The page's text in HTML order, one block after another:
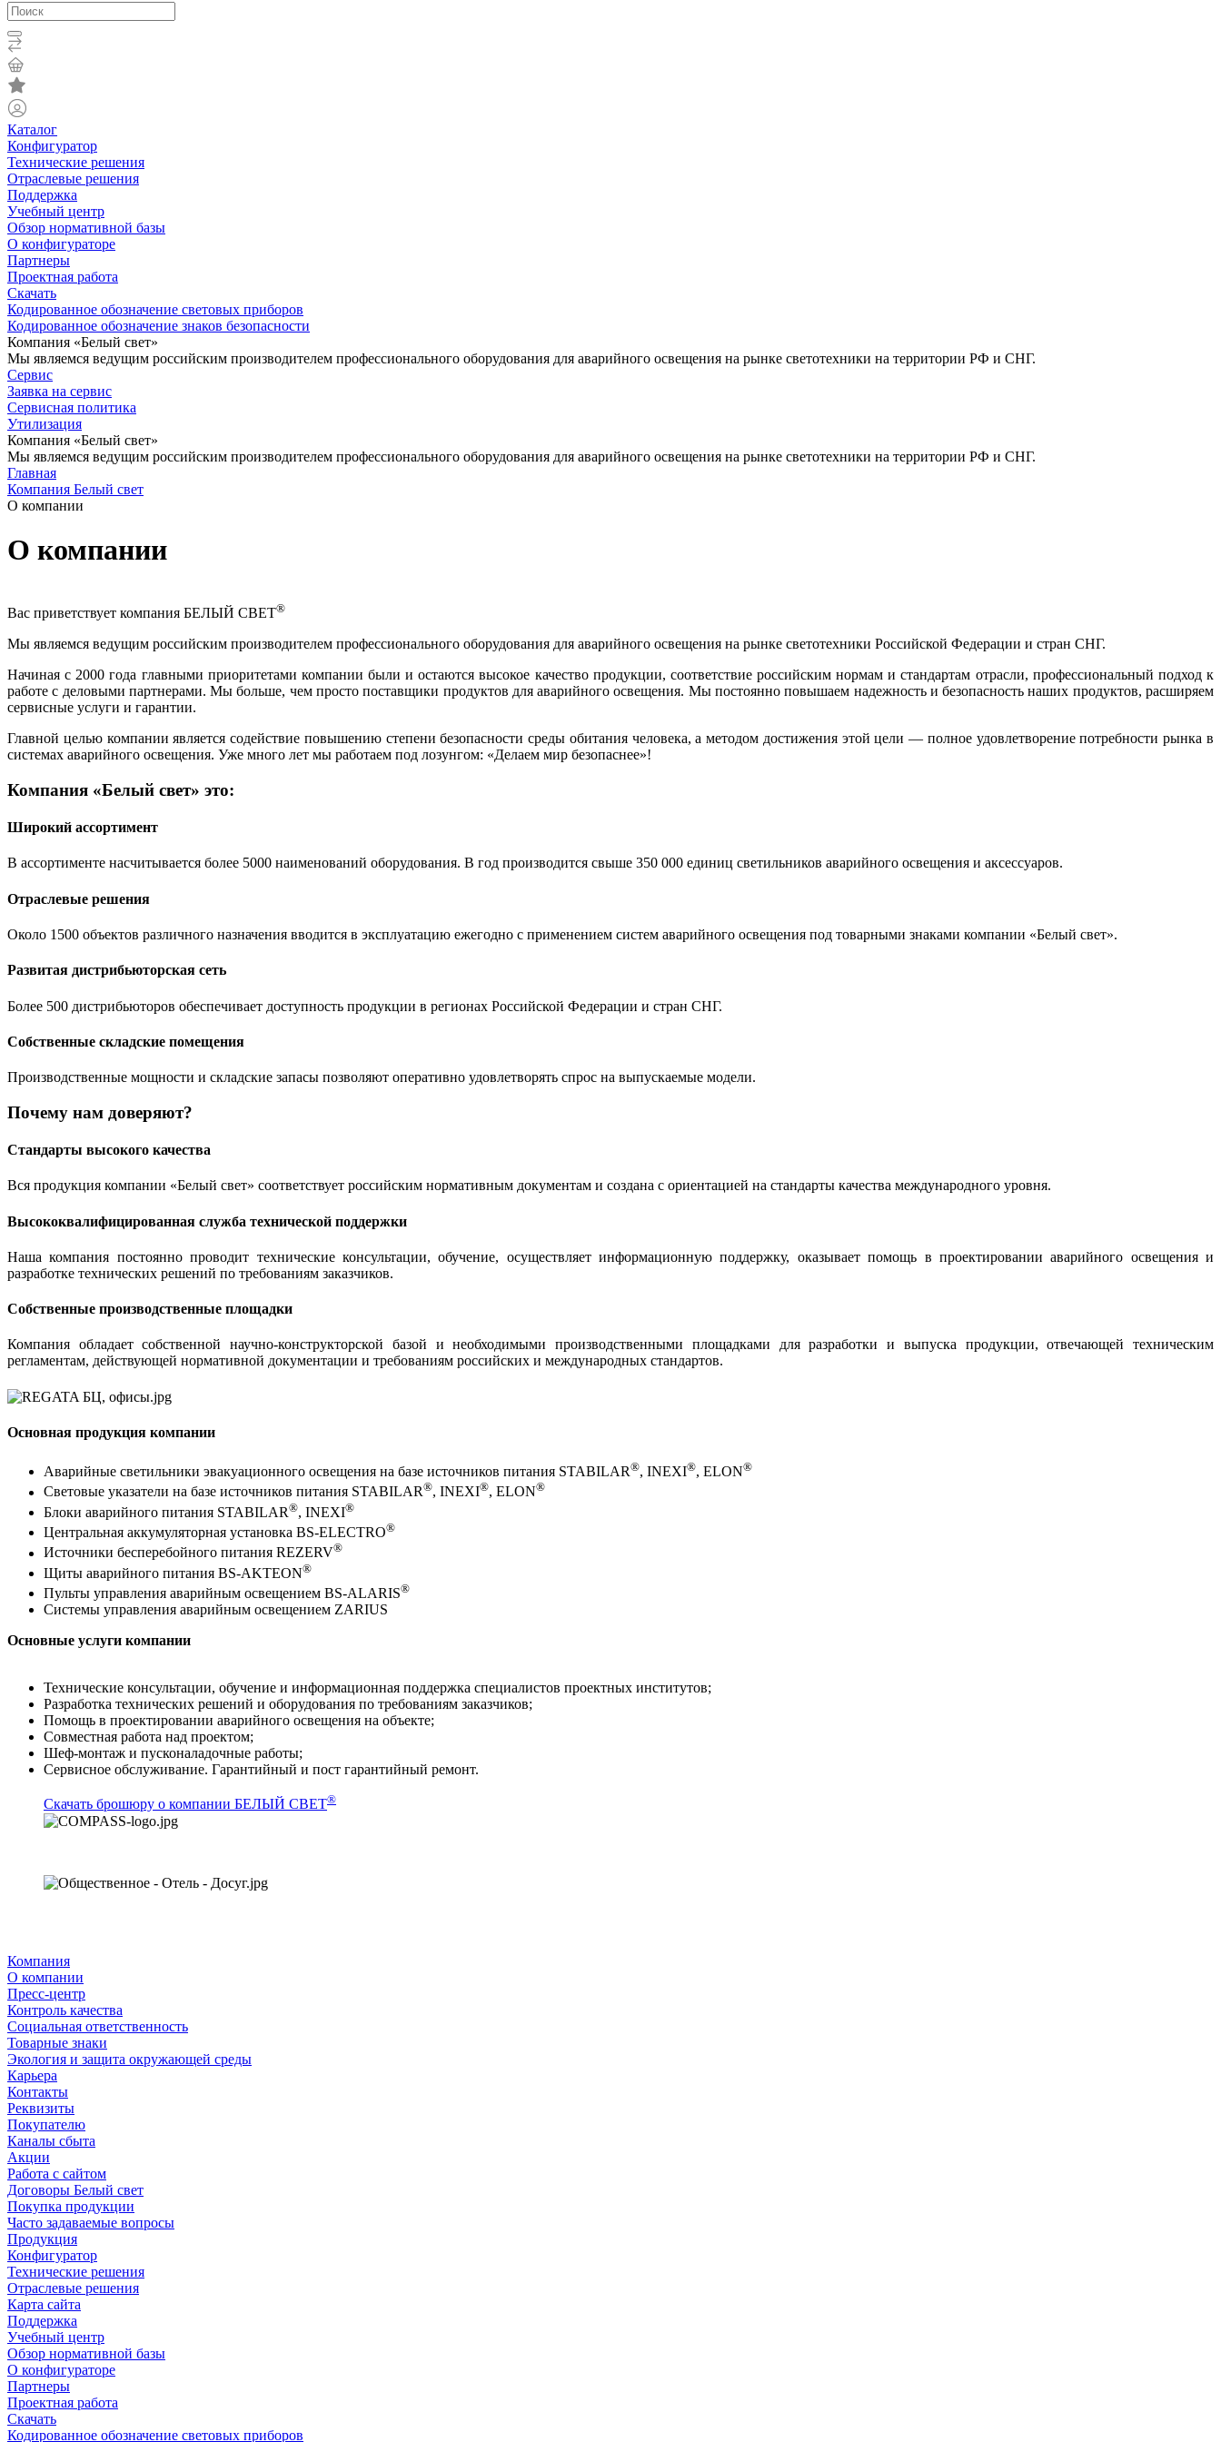
Каталог
Конфигуратор
Технические решения
Отраслевые решения
Поддержка
Учебный центр
Обзор нормативной базы
О конфигураторе
Партнеры
Проектная работа
Скачать
Кодированное обозначение световых приборов
Кодированное обозначение знаков безопасности
Компания «Белый свет»
Мы являемся ведущим российским производителем профессионального оборудования для аварийного освещения на рынке светотехники на территории РФ и СНГ.
Сервис
Заявка на сервис
Сервисная политика
Утилизация
Компания «Белый свет»
Мы являемся ведущим российским производителем профессионального оборудования для аварийного освещения на рынке светотехники на территории РФ и СНГ.
Главная
Компания Белый свет
О компании
О компании
Вас приветствует компания БЕЛЫЙ СВЕТ®
Мы являемся ведущим российским производителем профессионального оборудования для аварийного освещения на рынке светотехники Российской Федерации и стран СНГ.
Начиная с 2000 года главными приоритетами компании были и остаются высокое качество продукции, соответствие российским нормам и стандартам отрасли, профессиональный подход к
работе с деловыми партнерами. Мы больше, чем просто поставщики продуктов для аварийного освещения. Мы постоянно повышаем надежность и безопасность наших продуктов, расширяем
сервисные услуги и гарантии.
Главной целью компании является содействие повышению степени безопасности среды обитания человека, а методом достижения этой цели ― полное удовлетворение потребности рынка в
системах аварийного освещения. Уже много лет мы работаем под лозунгом: «Делаем мир безопаснее»!
Компания «Белый свет» это:
Широкий ассортимент
В ассортименте насчитывается более 5000 наименований оборудования. В год производится свыше 350 000 единиц светильников аварийного освещения и аксессуаров.
Отраслевые решения
Около 1500 объектов различного назначения вводится в эксплуатацию ежегодно с применением систем аварийного освещения под товарными знаками компании «Белый свет».
Развитая дистрибьюторская сеть
Более 500 дистрибьюторов обеспечивает доступность продукции в регионах Российской Федерации и стран СНГ.
Собственные складские помещения
Производственные мощности и складские запасы позволяют оперативно удовлетворять спрос на выпускаемые модели.
Почему нам доверяют?
Стандарты высокого качества
Вся продукция компании «Белый свет» соответствует российским нормативным документам и создана с ориентацией на стандарты качества международного уровня.
Высококвалифицированная служба технической поддержки
Наша компания постоянно проводит технические консультации, обучение, осуществляет информационную поддержку, оказывает помощь в проектировании аварийного освещения и
разработке технических решений по требованиям заказчиков.
Собственные производственные площадки
Компания обладает собственной научно-конструкторской базой и необходимыми производственными площадками для разработки и выпуска продукции, отвечающей техническим
регламентам, действующей нормативной документации и требованиям российских и международных стандартов.
Основная продукция компании
Аварийные светильники эвакуационного освещения на базе источников питания STABILAR®, INEXI®, ELON®
Световые указатели на базе источников питания STABILAR®, INEXI®, ELON®
Блоки аварийного питания STABILAR®, INEXI®
Центральная аккумуляторная установка BS-ELECTRO®
Источники бесперебойного питания REZERV®
Щиты аварийного питания BS-AKTEON®
Пульты управления аварийным освещением BS-ALARIS®
Системы управления аварийным освещением ZARIUS
Основные услуги компании
Технические консультации, обучение и информационная поддержка специалистов проектных институтов;
Разработка технических решений и оборудования по требованиям заказчиков;
Помощь в проектировании аварийного освещения на объекте;
Совместная работа над проектом;
Шеф-монтаж и пусконаладочные работы;
Сервисное обслуживание. Гарантийный и пост гарантийный ремонт.
Скачать брошюру о компании БЕЛЫЙ СВЕТ®
Компания
О компании
Пресс-центр
Контроль качества
Социальная ответственность
Товарные знаки
Экология и защита окружающей среды
Карьера
Контакты
Реквизиты
Покупателю
Каналы сбыта
Акции
Работа с сайтом
Договоры Белый свет
Покупка продукции
Часто задаваемые вопросы
Продукция
Конфигуратор
Технические решения
Отраслевые решения
Карта сайта
Поддержка
Учебный центр
Обзор нормативной базы
О конфигураторе
Партнеры
Проектная работа
Скачать
Кодированное обозначение световых приборов